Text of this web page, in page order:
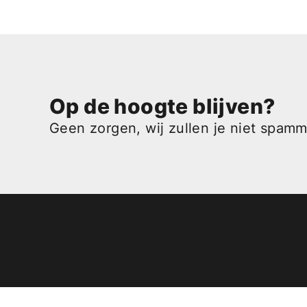
Op de hoogte blijven?
Geen zorgen, wij zullen je niet